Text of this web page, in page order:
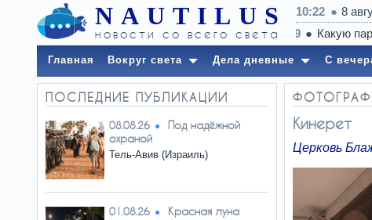
NAUTILUS
новости со всего света
10:22 8
Главная Вокруг света Дела дневные С
ПОСЛЕДНИЕ ПУБЛИКАЦИИ
08.08.26
Под надёжной
охраной
Тель-Авив (Израиль)
01.08.26 Красная луна
Кинерет
Церковь